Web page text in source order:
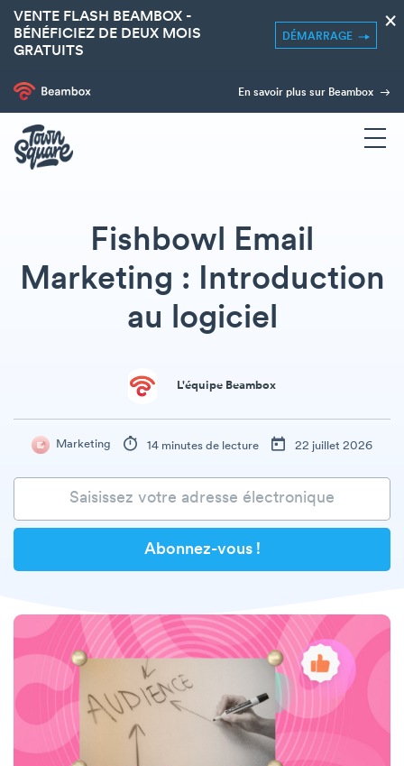
VENTE FLASH BEAMBOX -
BÉNÉFICIEZ DE DEUX MOIS
GRATUITS
DÉMARRAGE
×
En savoir plus sur Beambox
Fishbowl Email
Marketing : Introduction
au logiciel
L'équipe Beambox
Marketing 14 minutes de lecture 22 juillet 2026